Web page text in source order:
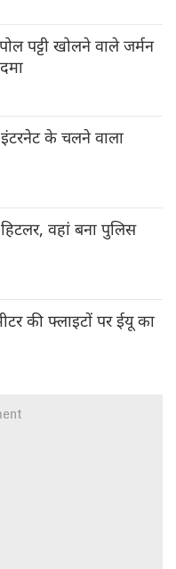
पट्टी खोलने वाले जर्मन
के चलने वाला
वहां बना पुलिस
की फ्लाइटों पर ईयू का